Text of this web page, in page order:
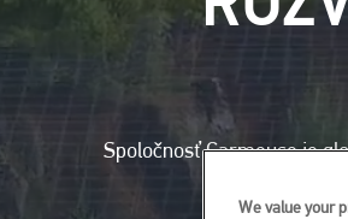
Spoločnosť Carmeuse je
We value your